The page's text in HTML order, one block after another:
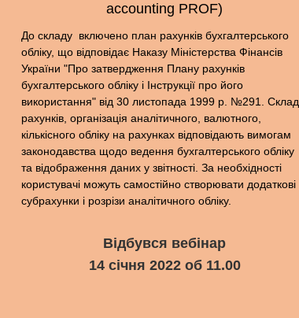
accounting PROF)
До складу включено план рахунків бухгалтерського
обліку, що відповідає Наказу Міністерства Фінансів
України "Про затвердження Плану рахунків
бухгалтерського обліку і Інструкції про його
використання" від 30 листопада 1999 р. №291. Склад
рахунків, організація аналітичного, валютного,
кількісного обліку на рахунках відповідають вимогам
законодавства щодо ведення бухгалтерського обліку
та відображення даних у звітності. За необхідності
користувачі можуть самостійно створювати додаткові
субрахунки і розрізи аналітичного обліку.
Відбувся вебінар
14 січня 2022 об 11.00